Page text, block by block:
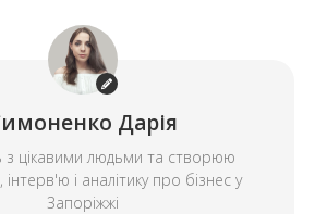
Дарія
з цікавими людьми та створюю
і аналітику про бізнес у
Запоріжжі